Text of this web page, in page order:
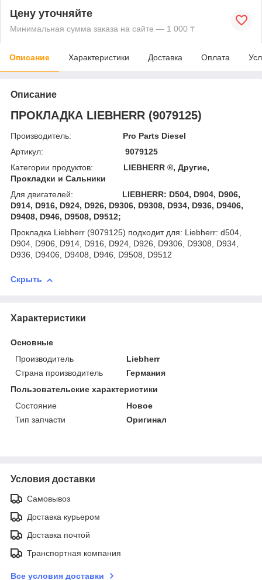
Цену уточняйте
Минимальная сумма заказа на сайте — 1 000 ₸
Описание Характеристики Доставка Оплата
Описание
ПРОКЛАДКА LIEBHERR (9079125)
Производитель:
Pro Parts Diesel
Артикул:
9079125
Категории продуктов:
LIEBHERR ®, Другие,
Прокладки и Сальники
Для двигателей:
LIEBHERR: D504, D904, D906,
D914, D916, D924, D926, D9306, D9308, D934, D936, D9406,
D9408, D946, D9508, D9512;
Прокладка Liebherr (9079125) подходит для: Liebherr: d504,
D904, D906, D914, D916, D924, D926, D9306, D9308, D934,
D936, D9406, D9408, D946, D9508, D9512
Скрыть
Характеристики
Основные
Производитель
Liebherr
Страна производитель
Германия
Пользовательские характеристики
Состояние
Новое
Тип запчасти
Оригинал
Условия доставки
Самовывоз
Доставка курьером
Доставка почтой
Транспортная компания
Все условия доставки